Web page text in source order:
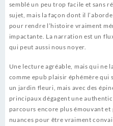
semblé un peu trop facile et sans
sujet, mais la façon dont il
pour rendre l’histoire vraiment
impactante. La narration est un
qui peut aussi nous noyer.
Une lecture agréable, mais qui ne
comme epub plaisir éphémère qui
un jardin fleuri, mais avec des
principaux dégagent une
parcours encore plus émouvant
nuances pour être vraiment